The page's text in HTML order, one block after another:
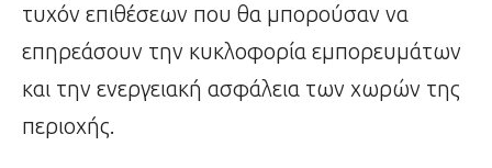
τυχόν επιθέσεων που θα μπορούσαν να
επηρεάσουν την κυκλοφορία εμπορευμάτων
και την ενεργειακή ασφάλεια των χωρών της
περιοχής.